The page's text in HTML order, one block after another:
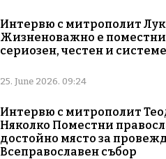
Интервю с митрополит
Жизненоважно е
сериозен, честен и
25. June 2026. 09:24
Интервю с митрополит
Няколко Поместни
достойно място за
Всеправославен събор